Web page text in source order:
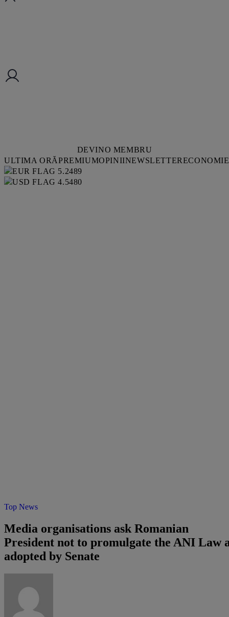
DEVINO MEMBRU
ULTIMA ORĂPREMIUMOPINIINEWSLETTERECONOMIE
5.2489
4.5480
Top News
Media organisations ask Romanian
President not to promulgate the ANI Law
adopted by Senate